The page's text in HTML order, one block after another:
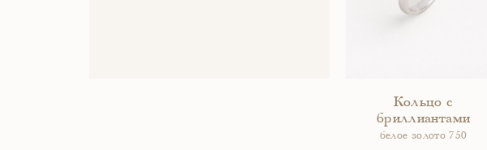
Кольцо с
бриллиантами
белое золото 750